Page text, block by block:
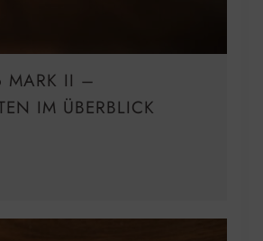
MARK II –
IM ÜBERBLICK